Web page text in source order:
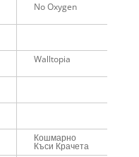
No Oxygen
Walltopia
Кошмарно
Къси Крачета